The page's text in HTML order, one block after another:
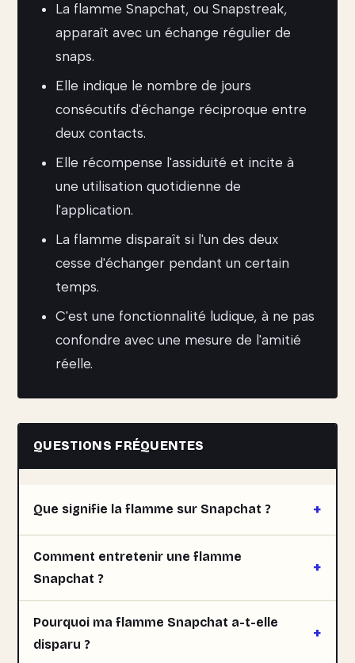
La flamme Snapchat, ou Snapstreak,
apparaît avec un échange régulier de
snaps.
Elle indique le nombre de jours
consécutifs d'échange réciproque entre
deux contacts.
Elle récompense l'assiduité et incite à
une utilisation quotidienne de
l'application.
La flamme disparaît si l'un des deux
cesse d'échanger pendant un certain
temps.
C'est une fonctionnalité ludique, à ne pas
confondre avec une mesure de l'amitié
réelle.
QUESTIONS FRÉQUENTES
Que signifie la flamme sur Snapchat ?
Comment entretenir une flamme
Snapchat ?
Pourquoi ma flamme Snapchat a-t-elle
disparu ?